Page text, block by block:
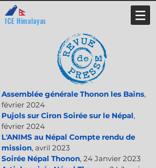
ICE Himalayas
Assemblée générale Thonon les Bains,
février 2024
Pujols sur Ciron Soirée sur le Népal,
février 2024
L'ANIMS au Népal Compte rendu de
mission, avril 2023
Soirée Népal Thonon, 24 Janvier 2023